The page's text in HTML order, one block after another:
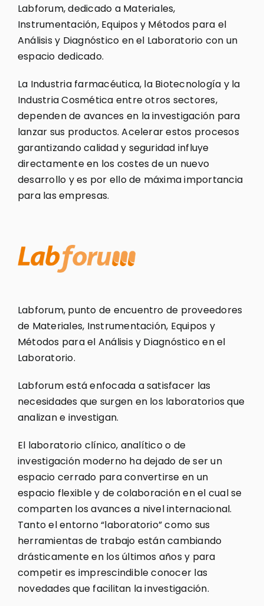
Labforum, dedicado a Materiales,
Instrumentación, Equipos y Métodos para el
Análisis y Diagnóstico en el Laboratorio con un
espacio dedicado.
La Industria farmacéutica, la Biotecnología y la
Industria Cosmética entre otros sectores,
dependen de avances en la investigación para
lanzar sus productos. Acelerar estos procesos
garantizando calidad y seguridad influye
directamente en los costes de un nuevo
desarrollo y es por ello de máxima importancia
para las empresas.
Labforum, punto de encuentro de proveedores
de Materiales, Instrumentación, Equipos y
Métodos para el Análisis y Diagnóstico en el
Laboratorio.
Labforum está enfocada a satisfacer las
necesidades que surgen en los laboratorios que
analizan e investigan.
El laboratorio clínico, analítico o de
investigación moderno ha dejado de ser un
espacio cerrado para convertirse en un
espacio flexible y de colaboración en el cual se
comparten los avances a nivel internacional.
Tanto el entorno “laboratorio” como sus
herramientas de trabajo están cambiando
drásticamente en los últimos años y para
competir es imprescindible conocer las
novedades que facilitan la investigación.